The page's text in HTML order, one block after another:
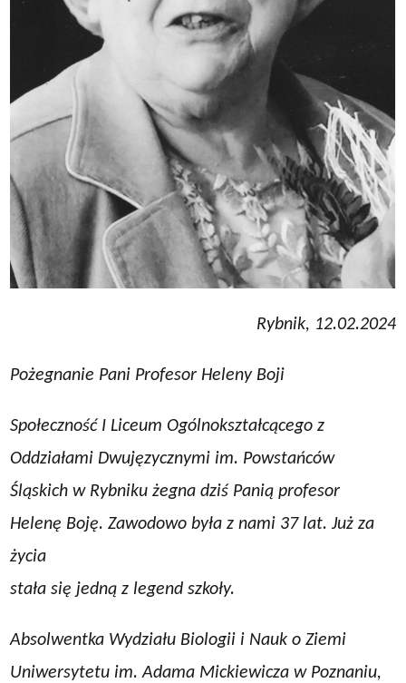
Rybnik, 12.02.2024
Pożegnanie Pani Profesor Heleny Boji
Społeczność I Liceum Ogólnokształcącego z
Oddziałami Dwujęzycznymi im. Powstańców
Śląskich w Rybniku żegna dziś Panią profesor
Helenę Boję. Zawodowo była z nami 37 lat. Już za
życia
stała się jedną z legend szkoły.
Absolwentka Wydziału Biologii i Nauk o Ziemi
Uniwersytetu im. Adama Mickiewicza w Poznaniu,